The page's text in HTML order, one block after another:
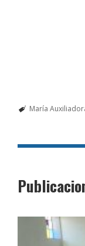
María